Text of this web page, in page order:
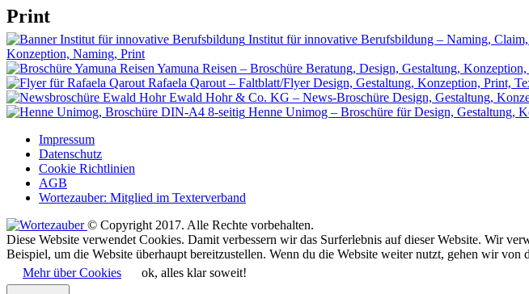
Print
Institut für innovative Berufsbildung – Naming, Claim,
Konzeption, Naming, Print
Yamuna Reisen – Broschüre Beratung, Design, Gestaltung,
Rafaela Qarout – Faltblatt/Flyer Design, Gestaltung, Konzeption, Print,
Ewald Hohr & Co. KG – News-Broschüre Design, Gestaltung,
Henne Unimog – Broschüre für Design, Gestaltung,
Impressum
Datenschutz
Cookie Richtlinien
AGB
Wortezauber: Mitglied im Texterverband
© Copyright 2017. Alle Rechte vorbehalten.
Diese Website verwendet Cookies. Damit verbessern wir das Surferlebnis auf dieser Website. Wir
Beispiel, um die Website überhaupt bereitzustellen. Wenn du die Website weiter nutzt, gehen wir von
Mehr über Cookies
ok, alles klar soweit!